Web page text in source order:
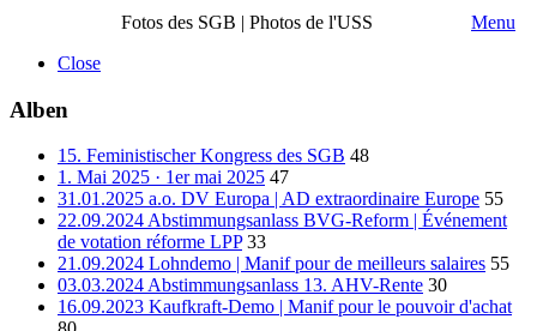
Fotos des SGB | Photos de l'USS
Menu
Close
Alben
15. Feministischer Kongress des SGB 48
1. Mai 2025 · 1er mai 2025 47
31.01.2025 a.o. DV Europa | AD extraordinaire Europe 55
22.09.2024 Abstimmungsanlass BVG-Reform | Événement
de votation réforme LPP 33
21.09.2024 Lohndemo | Manif pour de meilleurs salaires 55
03.03.2024 Abstimmungsanlass 13. AHV-Rente 30
16.09.2023 Kaufkraft-Demo | Manif pour le pouvoir d'achat